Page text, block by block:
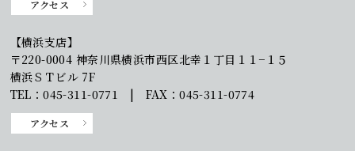
アクセス
【横浜支店】
〒220-0004 神奈川県横浜市西区北幸１丁目１１−１５
横浜ＳＴビル 7F
TEL：045-311-0771 | FAX：045-311-0774
アクセス